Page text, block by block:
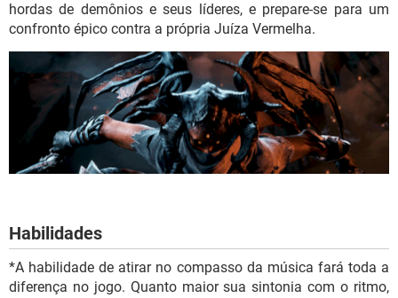
hordas de demônios e seus líderes, e prepare-se para um
confronto épico contra a própria Juíza Vermelha.
Habilidades
*A habilidade de atirar no compasso da música fará toda a
diferença no jogo. Quanto maior sua sintonia com o ritmo,